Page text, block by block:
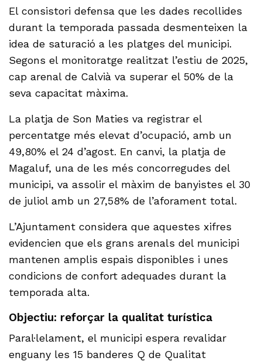
El consistori defensa que les dades recollides
durant la temporada passada desmenteixen la
idea de saturació a les platges del municipi.
Segons el monitoratge realitzat l’estiu de 2025,
cap arenal de Calvià va superar el 50% de la
seva capacitat màxima.
La platja de Son Maties va registrar el
percentatge més elevat d’ocupació, amb un
49,80% el 24 d’agost. En canvi, la platja de
Magaluf, una de les més concorregudes del
municipi, va assolir el màxim de banyistes el 30
de juliol amb un 27,58% de l’aforament total.
L’Ajuntament considera que aquestes xifres
evidencien que els grans arenals del municipi
mantenen amplis espais disponibles i unes
condicions de confort adequades durant la
temporada alta.
Objectiu: reforçar la qualitat turística
Paral·lelament, el municipi espera revalidar
enguany les 15 banderes Q de Qualitat